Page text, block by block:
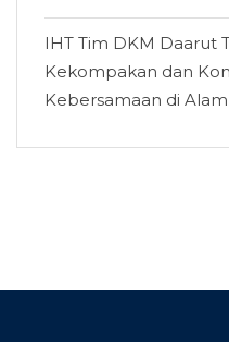
IHT Tim DKM Daarut
Kekompakan dan
Kebersamaan di